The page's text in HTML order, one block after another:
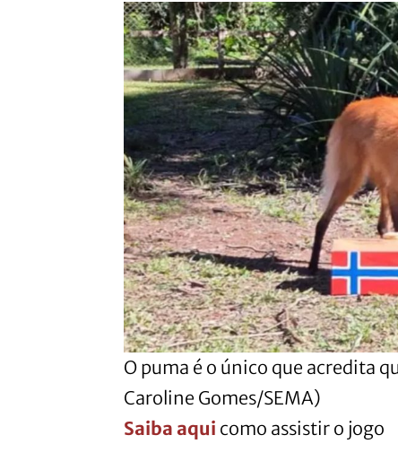
O puma é o único que acredita
Caroline Gomes/SEMA)
Saiba aqui como assistir o jogo